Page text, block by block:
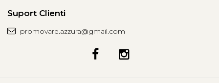
Suport Clienti
promovare.azzura@gmail.com